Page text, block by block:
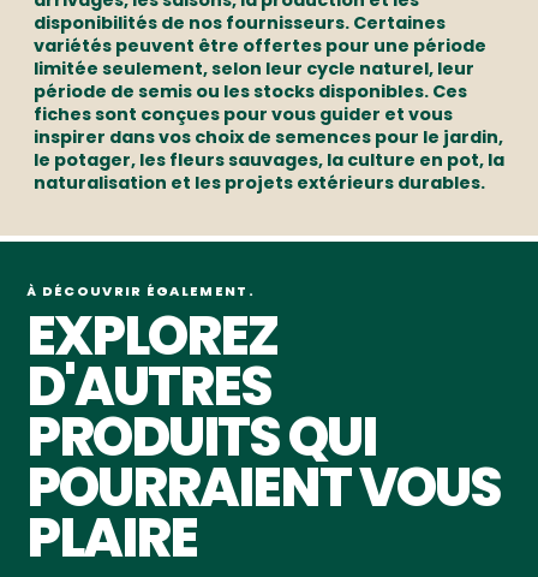
disponibilités de nos fournisseurs. Certaines
variétés peuvent être offertes pour une période
limitée seulement, selon leur cycle naturel, leur
période de semis ou les stocks disponibles. Ces
fiches sont conçues pour vous guider et vous
inspirer dans vos choix de semences pour le jardin,
le potager, les fleurs sauvages, la culture en pot, la
naturalisation et les projets extérieurs durables.
À DÉCOUVRIR ÉGALEMENT.
EXPLOREZ
D'AUTRES
PRODUITS QUI
POURRAIENT VOUS
PLAIRE